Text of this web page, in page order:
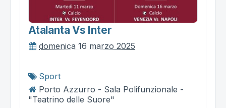
Atalanta Vs Inter
domenica 16 marzo 2025
Sport
Porto Azzurro - Sala Polifunzionale -
"Teatrino delle Suore"